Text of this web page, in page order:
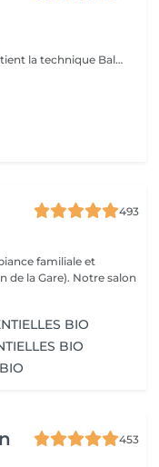
Le Forfait Balayage + Coupe + Brushing contient la technique Balayage, un coulage (pour donner le bon reflet au Balayage), Olaplex, une Coupe et un Brushing. Dépendant de la quantité de produit utilisée ou de la longueur des cheveux, le prix peut varier. En cas de questions veuillez appeler au +352 26 35 02 89.
493
familiale et
Notre salon
BIO
BIO
453